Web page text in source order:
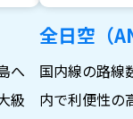
へ
級
全日空（
国内線の路線
内で利便性の